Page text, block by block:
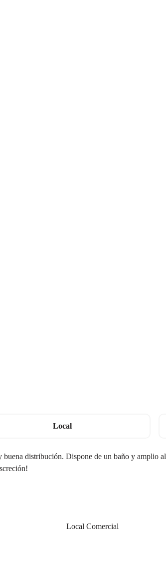
Local
distribución. Dispone de un baño y amplio
Local Comercial